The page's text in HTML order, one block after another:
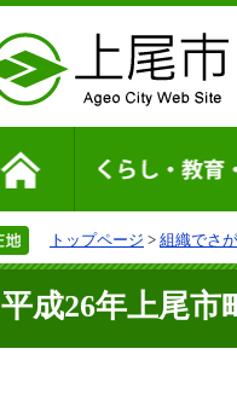
トップページ > 組織でさ
平成26年上尾市